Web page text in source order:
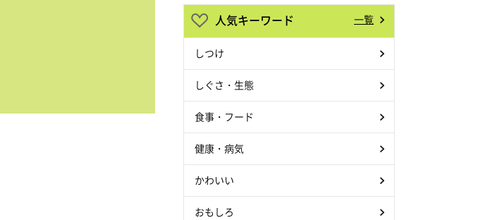
人気キーワード 一覧
しつけ
しぐさ・生態
食事・フード
健康・病気
かわいい
おもしろ